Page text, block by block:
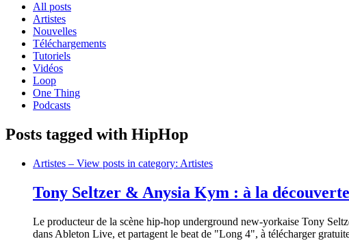
All posts
Artistes
Nouvelles
Téléchargements
Tutoriels
Vidéos
Loop
One Thing
Podcasts
Posts tagged with HipHop
Artistes – View posts in category: Artistes
Tony Seltzer & Anysia Kym : à la
Le producteur de la scène hip-hop underground new-yorkaise Tony
dans Ableton Live, et partagent le beat de "Long 4", à télécharger